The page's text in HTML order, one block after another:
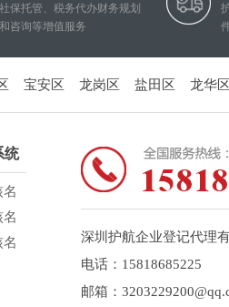
社保托管、税务代办财务规划
和咨询等增值服务
宝安区 龙岗区 盐田区 龙华区
统
名
深圳护航企业登记代理
电话：15818685225
邮箱：